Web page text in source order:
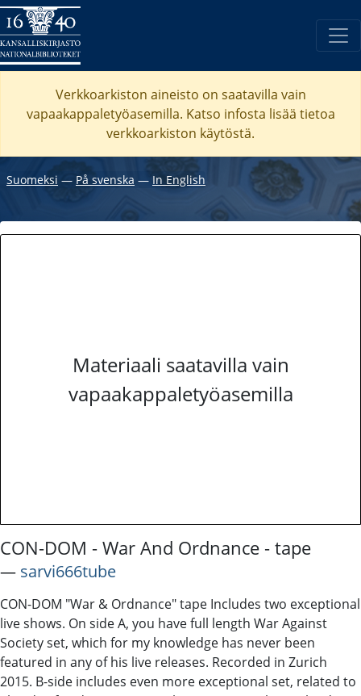
Verkkoarkiston aineisto on saatavilla vain
vapaakappaletyöasemilla. Katso infosta lisää tietoa
verkkoarkiston käytöstä.
Suomeksi ― På svenska ― In English
Materiaali saatavilla vain
vapaakappaletyöasemilla
CON-DOM - War And Ordnance - tape
― sarvi666tube
CON-DOM "War & Ordnance" tape Includes two exceptional
live shows. On side A, you have full length War Against
Society set, which for my knowledge has never been
featured in any of his live releases. Recorded in Zurich
2015. B-side includes even more exceptional set, related to